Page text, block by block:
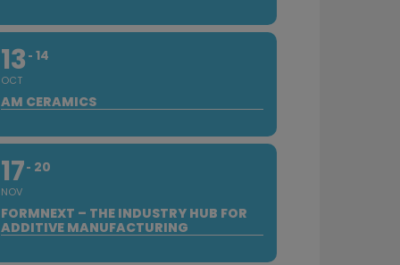
13
OCT
14
AM CERAMICS
17
NOV
20
FORMNEXT – THE INDUSTRY HUB FOR
ADDITIVE MANUFACTURING